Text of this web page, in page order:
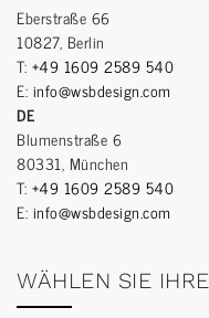
Eberstraße 66
10827, Berlin
T: +49 1609 2589 540
E: info@wsbdesign.com
DE
Blumenstraße 6
80331, München
T: +49 1609 2589 540
E: info@wsbdesign.com
WÄHLEN SIE